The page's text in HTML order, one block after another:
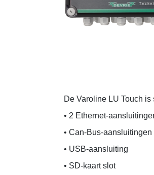
De Varoline LU Touch
• 2 Ethernet-
• Can-Bus-aansluitingen
• USB-aansluiting
• SD-kaart slot